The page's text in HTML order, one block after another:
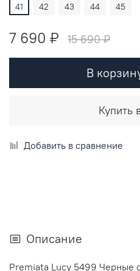
41
42 43 44 45
7 690 ₽ 15 690 ₽
В
Купить
Добавить в сравнение
Описание
Premiata Lucy 5499 Черные